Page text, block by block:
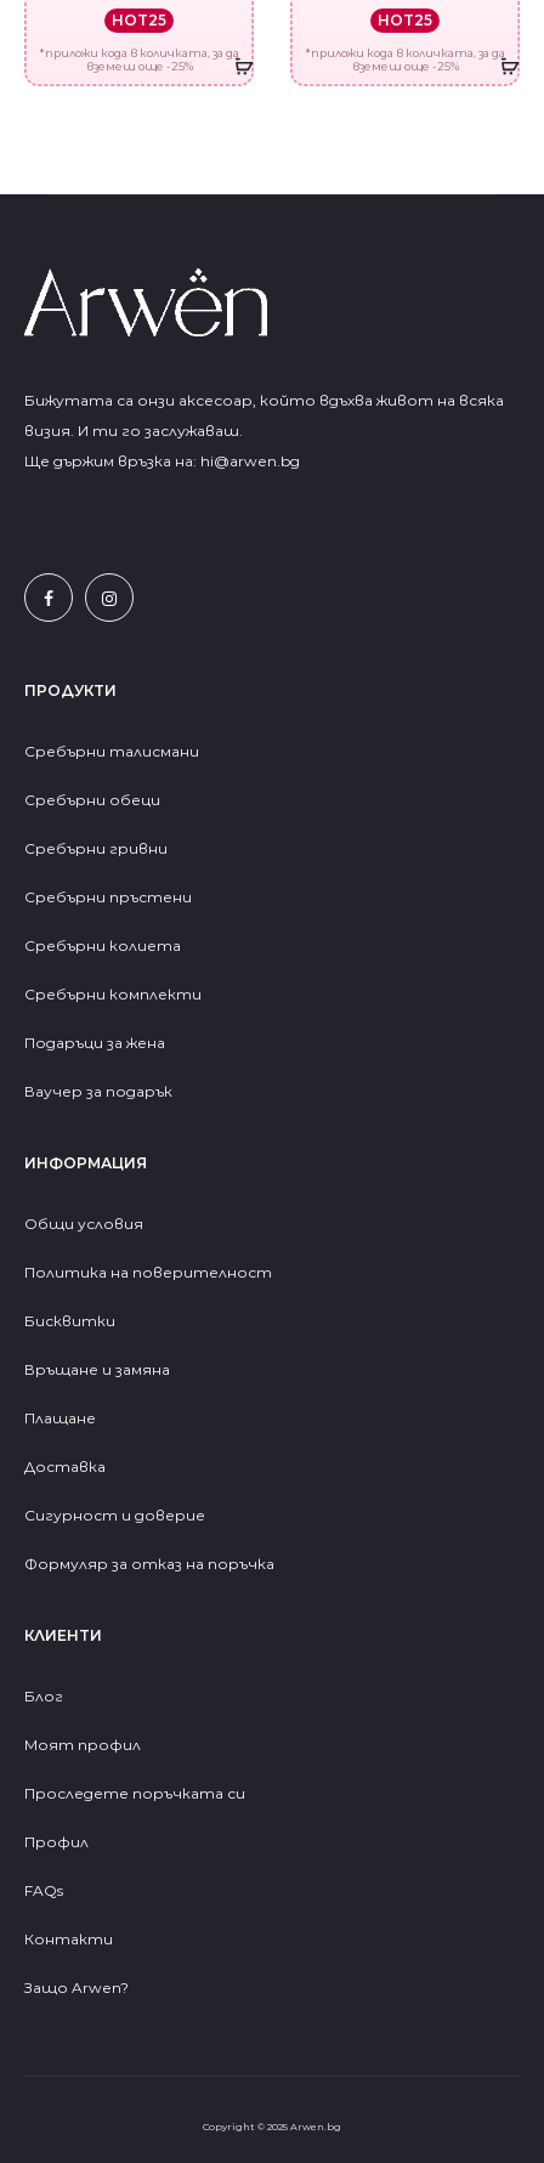
HOT25
*приложи кода в количката, за да
вземеш още -25%
HOT25
*приложи кода в количката, за да
вземеш още -25%
Бижутата са онзи аксесоар, който вдъхва живот на всяка
визия. И ти го заслужаваш.
Ще държим връзка на: hi@arwen.bg
ПРОДУКТИ
Сребърни талисмани
Сребърни обеци
Сребърни гривни
Сребърни пръстени
Сребърни колиета
Сребърни комплекти
Подаръци за жена
Ваучер за подарък
ИНФОРМАЦИЯ
Общи условия
Политика на поверителност
Бисквитки
Връщане и замяна
Плащане
Доставка
Сигурност и доверие
Формуляр за отказ на поръчка
КЛИЕНТИ
Блог
Моят профил
Проследете поръчката си
Профил
FAQs
Контакти
Защо Arwen?
Copyright © 2025 Arwen.bg